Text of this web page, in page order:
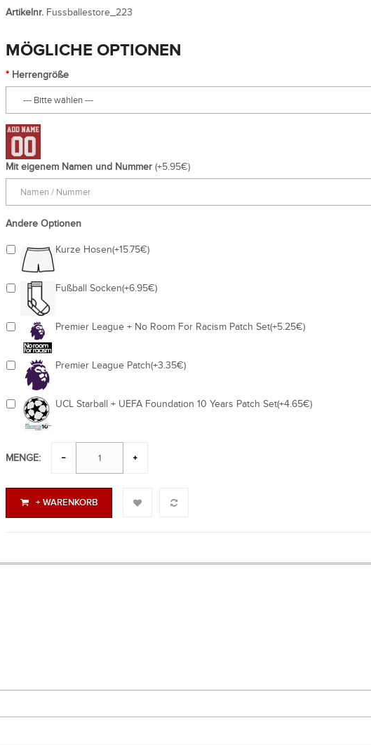
Artikelnr. Fussballestore_223
MÖGLICHE OPTIONEN
Herrengröße
Mit eigenem Namen und Nummer (+5.95€)
Andere Optionen
Kurze Hosen(+15.75€)
Fußball Socken(+6.95€)
Premier League + No Room For Racism Patch Set(+5.25€)
Premier League Patch(+3.35€)
UCL Starball + UEFA Foundation 10 Years Patch Set(+4.65€)
MENGE:
+ WARENKORB